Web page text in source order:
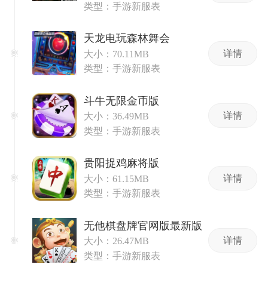
类型：手游新服表
天龙电玩森林舞会
大小：70.11MB
类型：手游新服表
详情
斗牛无限金币版
大小：36.49MB
类型：手游新服表
详情
贵阳捉鸡麻将版
大小：61.15MB
类型：手游新服表
详情
无他棋盘牌官网版最新版
大小：26.47MB
类型：手游新服表
详情